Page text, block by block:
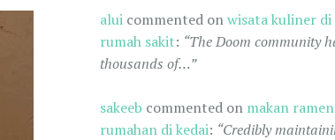
aluicommented onwisata kuliner di
rumah sakit: “The Doom community
thousands of…”
sakeeb commented on makan
rumahan di kedai: “Credibly